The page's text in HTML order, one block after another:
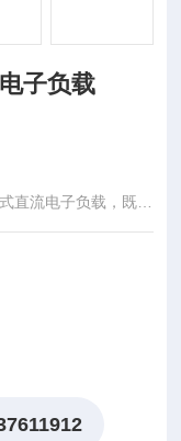
直流电子负载
直流电子负载，既能
不但为用户节省了用